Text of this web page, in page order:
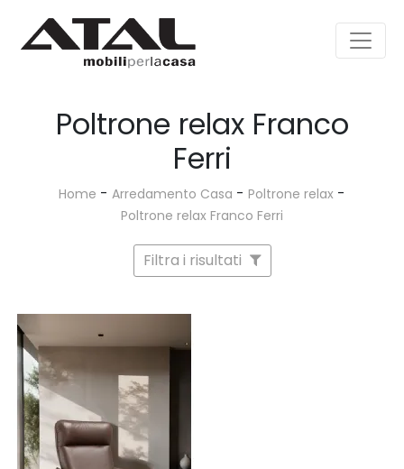
Poltrone relax Franco
Ferri
Home - Arredamento Casa - Poltrone relax -
Poltrone relax Franco Ferri
Filtra i risultati